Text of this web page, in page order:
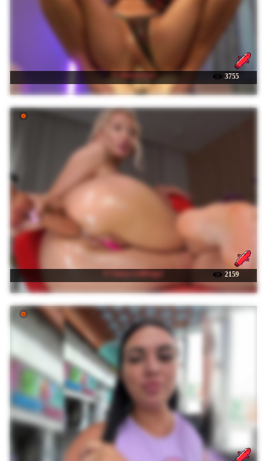
☉ MandyPeas 3755
☉ Sonya-reallsugar 2159